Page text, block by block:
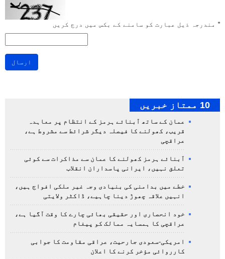
* مندرجہ ذیل عبارت کو سامنے کے بکس میں درج کریں
ارسال
10 ممتاز خبریں
عمان کے ساتھ آبنائے ہرمز کے انتظام پر معاہدہ
قریب، کھولنے کا فیصلہ دیگر شرائط سے مشروط ہے،
عراقچی
آبنائے ہرمز کھولنے کا عمان سے مذاکرات سے کوئی
تعلق نہیں، ایرانی پاسداران انقلاب
خطے میں بدامنی کی بنیادی وجہ غیر ملکی افواج ہیں،
انہیں علاقہ چھوڑ دینا چاہیے، ڈاکٹر ولایتی
خود انحصاری اور حقیقی بھائی چارے کا وقت آگیا ہے،
عراقچی کا ہمسایہ ممالک کو پیغام
امریکی-سعودی جارحیت، عراقی مقاومت کا جوابی
کارروائی مؤخر کرنے کا اعلان